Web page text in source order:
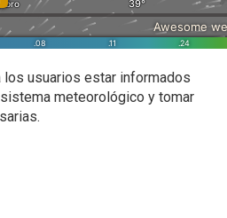
los usuarios estar informados
meteorológico y tomar